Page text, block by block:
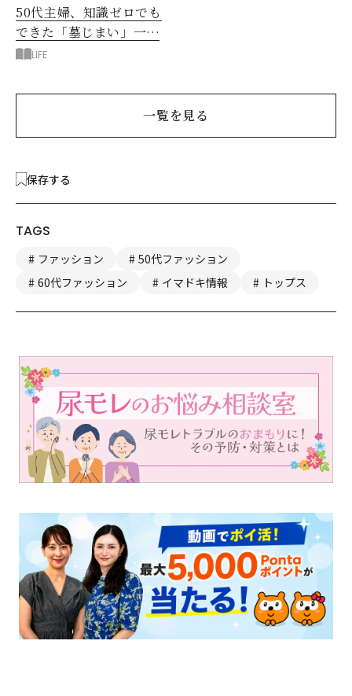
50代主婦、知識ゼロでも
できた「墓じまい」一つ
後悔したのは、ある順
LIFE
一覧を見る
保存する
TAGS
ファッション
50代ファッション
60代ファッション
イマドキ情報 トップス